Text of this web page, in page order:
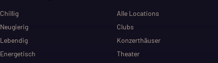
Chillig
Neugierig
Lebendig
Energetisch
Alle Locations
Clubs
Konzerthäuser
Theater